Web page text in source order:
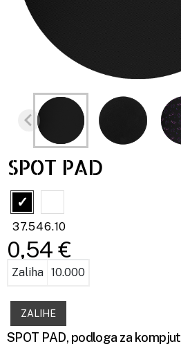
SPOT PAD
37.546.10
0,54 €
Zaliha 10.000
ZALIHE
SPOT PAD, podloga za